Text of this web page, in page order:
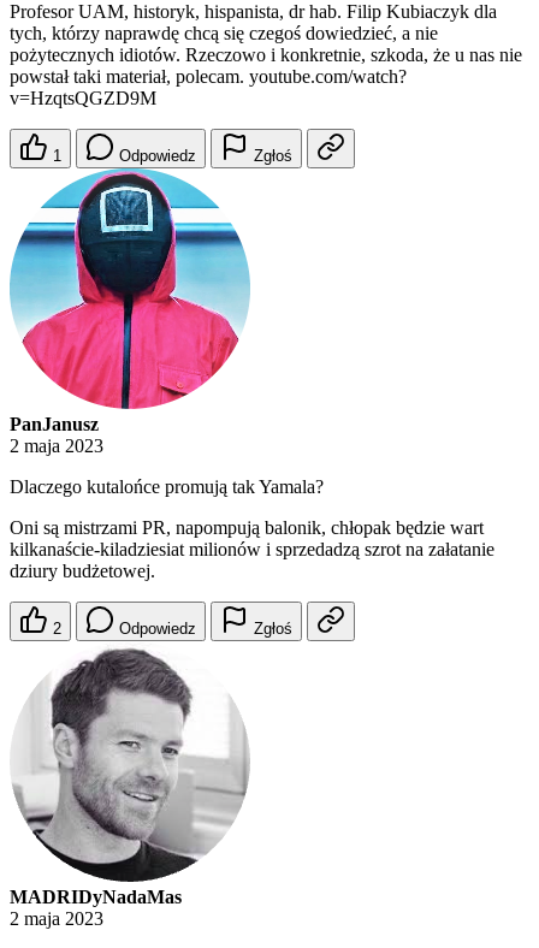
Profesor UAM, historyk, hispanista, dr hab. Filip Kubiaczyk dla
tych, którzy naprawdę chcą się czegoś dowiedzieć, a nie
pożytecznych idiotów. Rzeczowo i konkretnie, szkoda, że u nas nie
powstał taki materiał, polecam. youtube.com/watch?
v=HzqtsQGZD9M
1 Odpowiedz Zgłoś
PanJanusz
2 maja 2023
Dlaczego kutalońce promują tak Yamala?
Oni są mistrzami PR, napompują balonik, chłopak będzie wart
kilkanaście-kiladziesiat milionów i sprzedadzą szrot na załatanie
dziury budżetowej.
2 Odpowiedz Zgłoś
MADRIDyNadaMas
2 maja 2023